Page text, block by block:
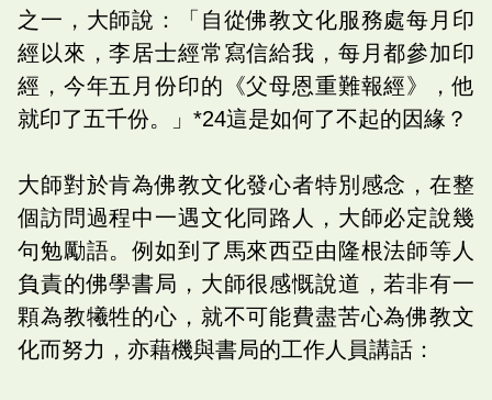
之一，大師說：「自從佛教文化服務處每月印
經以來，李居士經常寫信給我，每月都參加印
經，今年五月份印的《父母恩重難報經》，他
就印了五千份。」*24這是如何了不起的因緣？
大師對於肯為佛教文化發心者特別感念，在整
個訪問過程中一遇文化同路人，大師必定說幾
句勉勵語。例如到了馬來西亞由隆根法師等人
負責的佛學書局，大師很感慨說道，若非有一
顆為教犧牲的心，就不可能費盡苦心為佛教文
化而努力，亦藉機與書局的工作人員講話：